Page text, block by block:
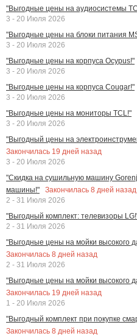
"Выгодные цены на аудиосистемы
3 - 20 Июля 2026
"Выгодные цены на блоки питания
3 - 20 Июля 2026
"Выгодные цены на корпуса Ocypus!"
3 - 20 Июля 2026
"Выгодные цены на корпуса Cougar!"
3 - 20 Июля 2026
"Выгодные цены на мониторы TCL!"
3 - 20 Июля 2026
"Выгодный цены на
Закончилась 19 дней назад
3 - 20 Июля 2026
"Скидка на сушильную машину
машины!"
Закончилась 8 дней назад
2 - 31 Июля 2026
"Выгодный комплект: телевизоры
2 - 31 Июля 2026
"Выгодные цены на мойки высокого
Закончилась 8 дней назад
2 - 31 Июля 2026
"Выгодные цены на мойки высокого
Закончилась 19 дней назад
1 - 20 Июля 2026
"Выгодный комплект при покупке
Закончилась 8 дней назад